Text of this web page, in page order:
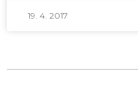
19. 4. 2017